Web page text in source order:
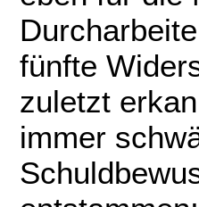
fünfte
zuletzt
immer